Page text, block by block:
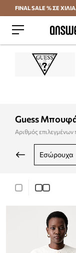
FINAL SALE % ΣΕ
Guess
Αριθμός επιλεγμένων
εσώρουχα